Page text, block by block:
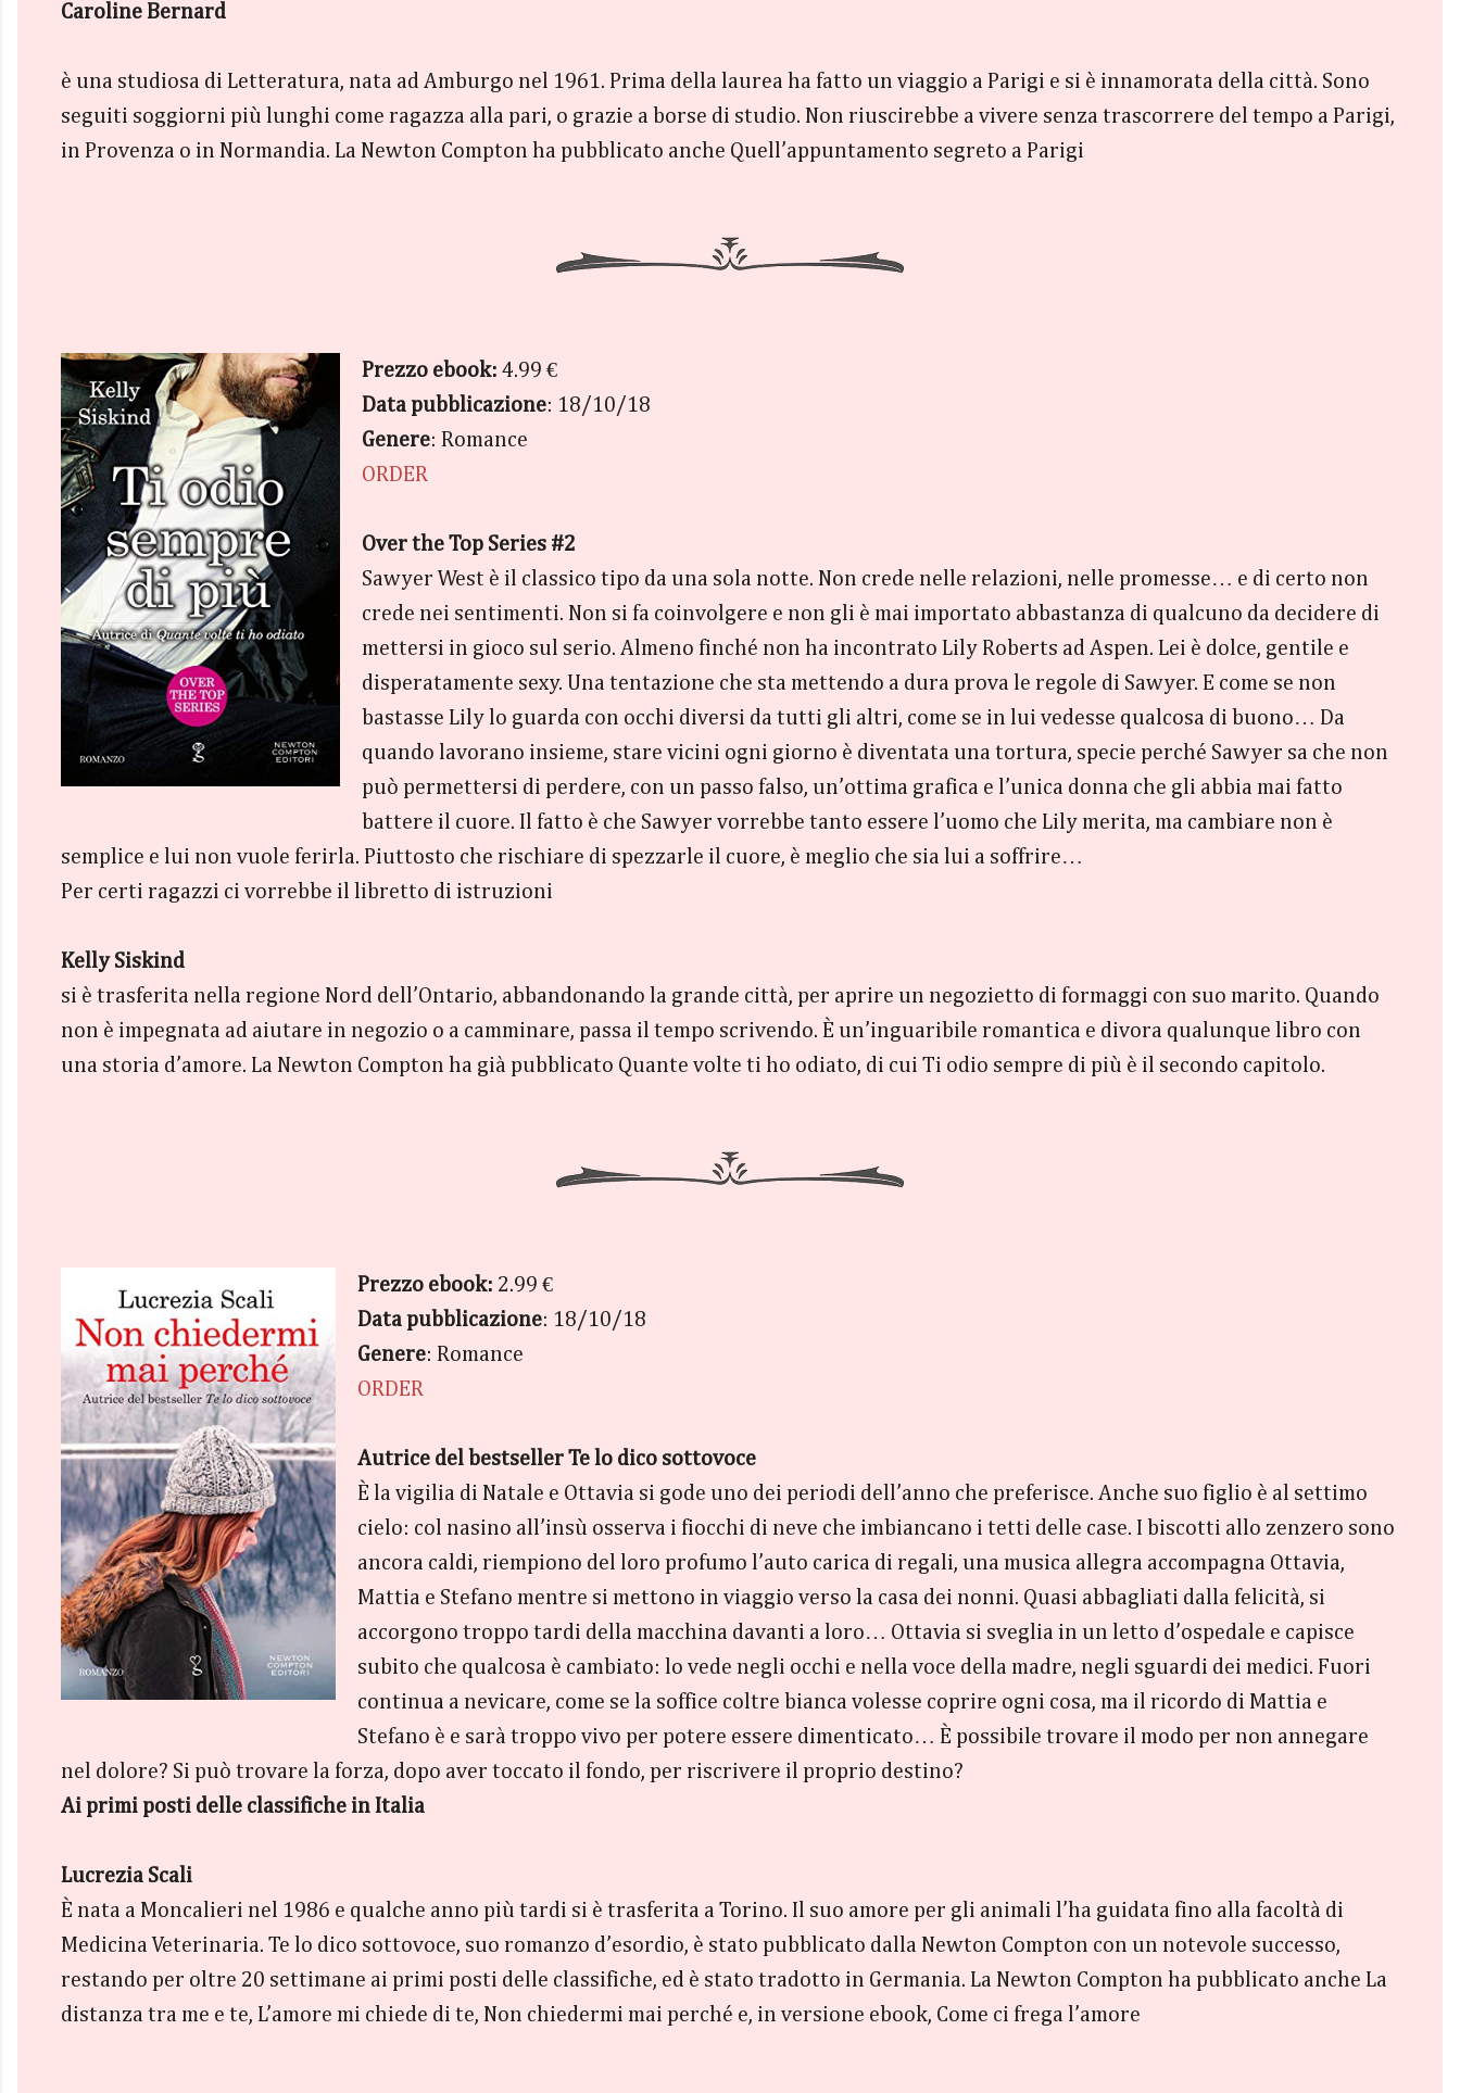
Caroline Bernard
è una studiosa di Letteratura, nata ad Amburgo nel 1961. Prima della laurea ha fatto un viaggio a Parigi e si è innamorata della città. Sono
seguiti soggiorni più lunghi come ragazza alla pari, o grazie a borse di studio. Non riuscirebbe a vivere senza trascorrere del tempo a Parigi,
in Provenza o in Normandia. La Newton Compton ha pubblicato anche Quell’appuntamento segreto a Parigi
Prezzo ebook: 4.99 €
Data pubblicazione: 18/10/18
Genere: Romance
ORDER
Over the Top Series #2
Sawyer West è il classico tipo da una sola notte. Non crede nelle relazioni, nelle promesse… e di certo non
crede nei sentimenti. Non si fa coinvolgere e non gli è mai importato abbastanza di qualcuno da decidere di
mettersi in gioco sul serio. Almeno finché non ha incontrato Lily Roberts ad Aspen. Lei è dolce, gentile e
disperatamente sexy. Una tentazione che sta mettendo a dura prova le regole di Sawyer. E come se non
bastasse Lily lo guarda con occhi diversi da tutti gli altri, come se in lui vedesse qualcosa di buono… Da
quando lavorano insieme, stare vicini ogni giorno è diventata una tortura, specie perché Sawyer sa che non
può permettersi di perdere, con un passo falso, un’ottima grafica e l’unica donna che gli abbia mai fatto
battere il cuore. Il fatto è che Sawyer vorrebbe tanto essere l’uomo che Lily merita, ma cambiare non è
semplice e lui non vuole ferirla. Piuttosto che rischiare di spezzarle il cuore, è meglio che sia lui a soffrire…
Per certi ragazzi ci vorrebbe il libretto di istruzioni
Kelly Siskind
si è trasferita nella regione Nord dell’Ontario, abbandonando la grande città, per aprire un negozietto di formaggi con suo marito. Quando
non è impegnata ad aiutare in negozio o a camminare, passa il tempo scrivendo. È un’inguaribile romantica e divora qualunque libro con
una storia d’amore. La Newton Compton ha già pubblicato Quante volte ti ho odiato, di cui Ti odio sempre di più è il secondo capitolo.
Prezzo ebook: 2.99 €
Data pubblicazione: 18/10/18
Genere: Romance
ORDER
Autrice del bestseller Te lo dico sottovoce
È la vigilia di Natale e Ottavia si gode uno dei periodi dell’anno che preferisce. Anche suo figlio è al settimo
cielo: col nasino all’insù osserva i fiocchi di neve che imbiancano i tetti delle case. I biscotti allo zenzero sono
ancora caldi, riempiono del loro profumo l’auto carica di regali, una musica allegra accompagna Ottavia,
Mattia e Stefano mentre si mettono in viaggio verso la casa dei nonni. Quasi abbagliati dalla felicità, si
accorgono troppo tardi della macchina davanti a loro… Ottavia si sveglia in un letto d’ospedale e capisce
subito che qualcosa è cambiato: lo vede negli occhi e nella voce della madre, negli sguardi dei medici. Fuori
continua a nevicare, come se la soffice coltre bianca volesse coprire ogni cosa, ma il ricordo di Mattia e
Stefano è e sarà troppo vivo per potere essere dimenticato… È possibile trovare il modo per non annegare
nel dolore? Si può trovare la forza, dopo aver toccato il fondo, per riscrivere il proprio destino?
Ai primi posti delle classifiche in Italia
Lucrezia Scali
È nata a Moncalieri nel 1986 e qualche anno più tardi si è trasferita a Torino. Il suo amore per gli animali l’ha guidata fino alla facoltà di
Medicina Veterinaria. Te lo dico sottovoce, suo romanzo d’esordio, è stato pubblicato dalla Newton Compton con un notevole successo,
restando per oltre 20 settimane ai primi posti delle classifiche, ed è stato tradotto in Germania. La Newton Compton ha pubblicato anche La
distanza tra me e te, L’amore mi chiede di te, Non chiedermi mai perché e, in versione ebook, Come ci frega l’amore